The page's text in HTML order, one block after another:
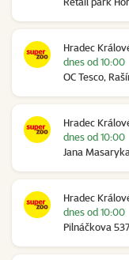
Hradec
OC Tesco,
dnes od 10:00
Hradec
Jana
dnes od 10:00
Hradec
Pilnáčkova
dnes od 10:00